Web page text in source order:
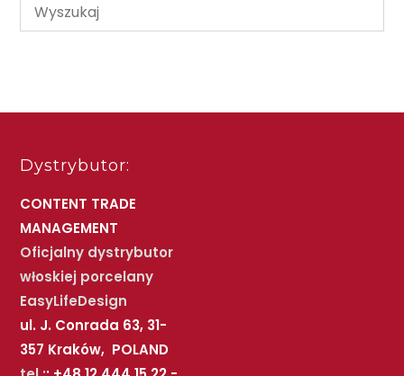
Dystrybutor:
CONTENT TRADE
MANAGEMENT
Oficjalny dystrybutor
włoskiej porcelany
EasyLifeDesign
ul. J. Conrada 63, 31-
357 Kraków, POLAND